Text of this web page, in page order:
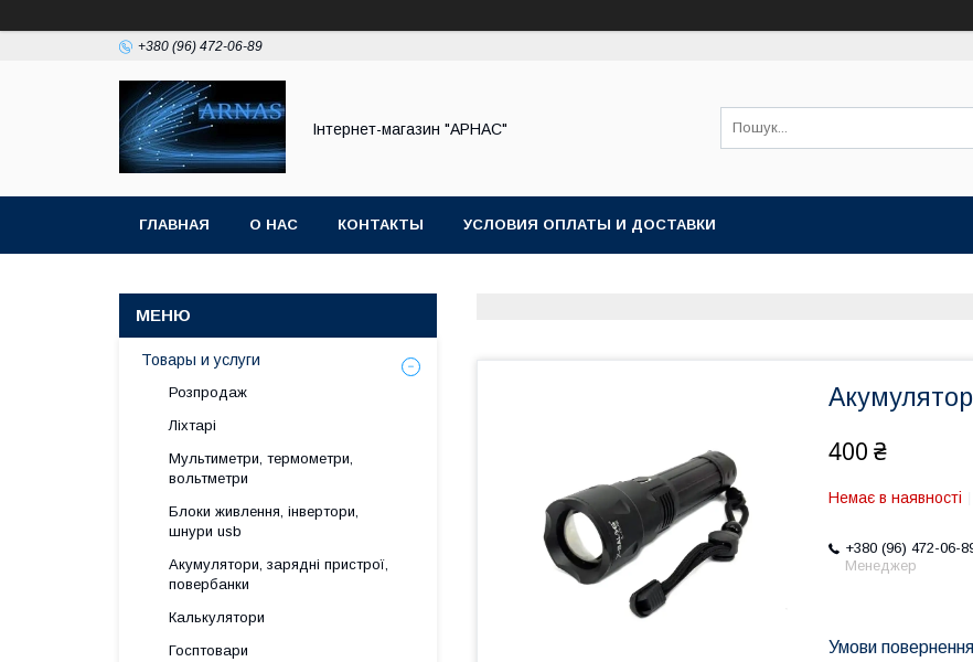
+380 (96) 472-06-89
Інтернет-магазин "АРНАС"
ГЛАВНАЯ О НАС КОНТАКТЫ УСЛОВИЯ ОПЛАТЫ И ДОСТАВКИ
400 ₴
Немає в наявності
+380 (96) 472-06-
Менеджер
Товары и услуги
Розпродаж
Ліхтарі
Мультиметри, термометри,
вольтметри
Блоки живлення, інвертори,
шнури usb
Акумулятори, зарядні пристрої,
повербанки
Калькулятори
Госптовари